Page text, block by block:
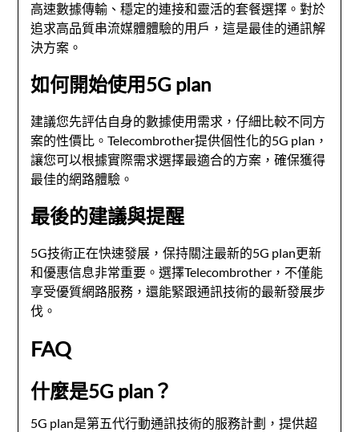
高速數據傳輸、穩定的連接和靈活的套餐選擇。對於
追求高品質串流媒體體驗的用戶，這是最佳的通訊解
決方案。
如何開始使用5G plan
建議您先評估自身的數據使用需求，仔細比較不同方
案的性價比。Telecombrother提供個性化的5G plan，
讓您可以根據實際需求選擇最適合的方案，確保獲得
最佳的網路體驗。
最後的建議與提醒
5G技術正在快速發展，保持關注最新的5G plan更新
和優惠信息非常重要。選擇Telecombrother，不僅能
享受優質網路服務，還能緊跟通訊技術的最新發展步
伐。
FAQ
什麼是5G plan？
5G plan是第五代行動通訊技術的服務計劃，提供超